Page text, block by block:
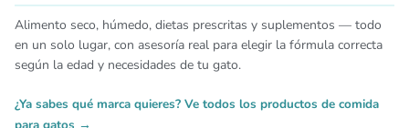
Alimento seco, húmedo, dietas prescritas y suplementos — todo
en un solo lugar, con asesoría real para elegir la fórmula correcta
según la edad y necesidades de tu gato.
¿Ya sabes qué marca quieres? Ve todos los productos de comida